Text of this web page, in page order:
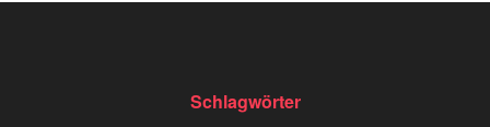
Schlagwörter